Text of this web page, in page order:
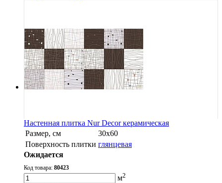
Настенная плитка Nur Decor керамическая
Размер, см
30х60
Поверхность плитки глянцевая
Ожидается
Код товара: 80423
м2